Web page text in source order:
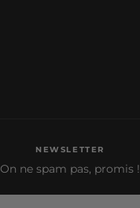
NEWSLETTER
On ne spam pas, promis !